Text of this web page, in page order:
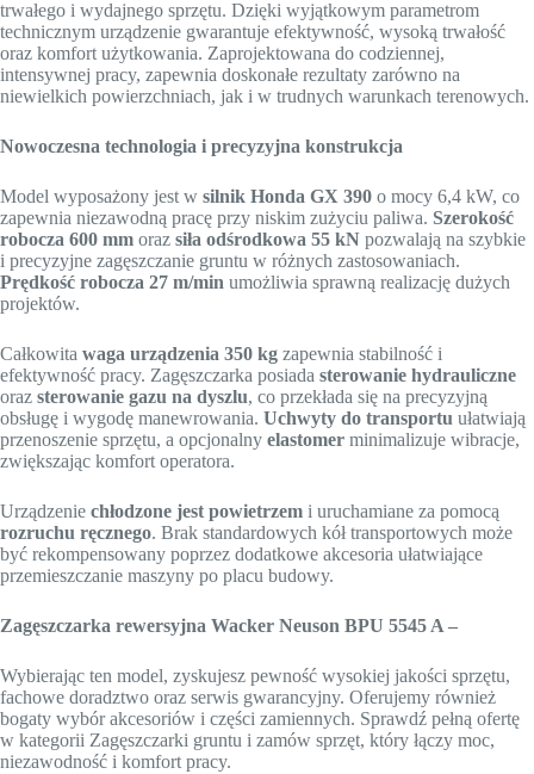
trwałego i wydajnego sprzętu. Dzięki wyjątkowym parametrom
technicznym urządzenie gwarantuje efektywność, wysoką trwałość
oraz komfort użytkowania. Zaprojektowana do codziennej,
intensywnej pracy, zapewnia doskonałe rezultaty zarówno na
niewielkich powierzchniach, jak i w trudnych warunkach terenowych.
Nowoczesna technologia i precyzyjna konstrukcja
Model wyposażony jest w silnik Honda GX 390 o mocy 6,4 kW, co
zapewnia niezawodną pracę przy niskim zużyciu paliwa. Szerokość
robocza 600 mm oraz siła odśrodkowa 55 kN pozwalają na szybkie
i precyzyjne zagęszczanie gruntu w różnych zastosowaniach.
Prędkość robocza 27 m/min umożliwia sprawną realizację dużych
projektów.
Całkowita waga urządzenia 350 kg zapewnia stabilność i
efektywność pracy. Zagęszczarka posiada sterowanie hydrauliczne
oraz sterowanie gazu na dyszlu, co przekłada się na precyzyjną
obsługę i wygodę manewrowania. Uchwyty do transportu ułatwiają
przenoszenie sprzętu, a opcjonalny elastomer minimalizuje wibracje,
zwiększając komfort operatora.
Urządzenie chłodzone jest powietrzem i uruchamiane za pomocą
rozruchu ręcznego. Brak standardowych kół transportowych może
być rekompensowany poprzez dodatkowe akcesoria ułatwiające
przemieszczanie maszyny po placu budowy.
Zagęszczarka rewersyjna Wacker Neuson BPU 5545 A –
Wybierając ten model, zyskujesz pewność wysokiej jakości sprzętu,
fachowe doradztwo oraz serwis gwarancyjny. Oferujemy również
bogaty wybór akcesoriów i części zamiennych. Sprawdź pełną ofertę
w kategorii Zagęszczarki gruntu i zamów sprzęt, który łączy moc,
niezawodność i komfort pracy.